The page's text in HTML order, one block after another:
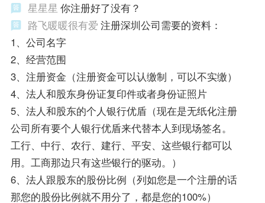
星星星 你注册好了没有？
路飞暖暖很有爱 注册深圳公司需要的资料：
1、公司名字
2、经营范围
3、注册资金（注册资金可以认缴制，可以不实缴）
4、法人和股东身份证复印件或者身份证照片
5、法人和股东的个人银行优盾（现在是无纸化注册
公司所有要个人银行优盾来代替本人到现场签名。
工行、中行、农行、建行、平安、这些银行都可以
用。工商那边只有这些银行的驱动。）
6、法人跟股东的股份比例（列如您是一个注册的话
那您的股份比例就不用分了，都是您的100%）